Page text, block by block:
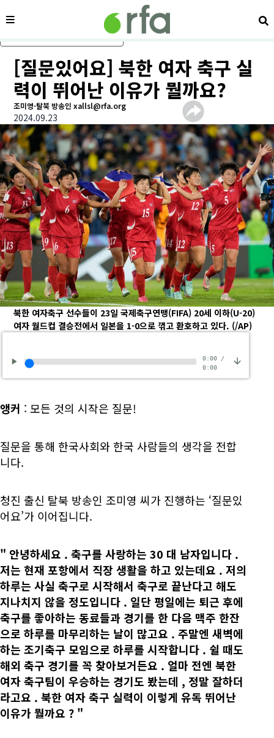
메인 콘텐츠로 건너뛰기
메뉴 검
[질문있어요] 북한 여자 축구 실
력이 뛰어난 이유가 뭘까요?
조미영-탈북 방송인 xallsl@rfa.org
2024.09.23
북한 여자축구 선수들이 23일 국제축구연맹(FIFA) 20세 이하(U-20)
여자 월드컵 결승전에서 일본을 1-0으로 꺾고 환호하고 있다. (/AP)
0:00/
0:00
앵커 : 모든 것의 시작은 질문!
질문을 통해 한국사회와 한국 사람들의 생각을 전합
니다.
청진 출신 탈북 방송인 조미영 씨가 진행하는 ‘질문있
어요’가 이어집니다.
" 안녕하세요 . 축구를 사랑하는 30 대 남자입니다 .
저는 현재 포항에서 직장 생활을 하고 있는데요 . 저의
하루는 사실 축구로 시작해서 축구로 끝난다고 해도
지나치지 않을 정도입니다 . 일단 평일에는 퇴근 후에
축구를 좋아하는 동료들과 경기를 한 다음 맥주 한잔
으로 하루를 마무리하는 날이 많고요 . 주말엔 새벽에
하는 조기축구 모임으로 하루를 시작합니다 . 쉴 때도
해외 축구 경기를 꼭 찾아보거든요 . 얼마 전엔 북한
여자 축구팀이 우승하는 경기도 봤는데 , 정말 잘하더
라고요 . 북한 여자 축구 실력이 이렇게 유독 뛰어난
이유가 뭘까요 ? "